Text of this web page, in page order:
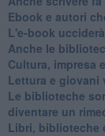
​Ebook e autori
​L'e-book
​Anche le
​Cultura, impresa
​Lettura e giovani
​Le biblioteche
diventare un
​Libri, biblioteche